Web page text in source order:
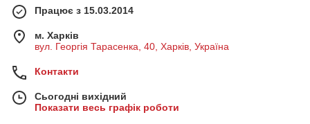
Працює з 15.03.2014
м. Харків
вул. Георгія Тарасенка, 40, Харків, Україна
Контакти
Сьогодні вихідний
Показати весь графік роботи